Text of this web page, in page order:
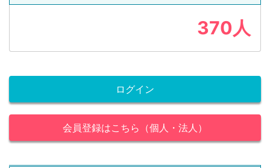
370人
ログイン
会員登録はこちら（個人・法人）